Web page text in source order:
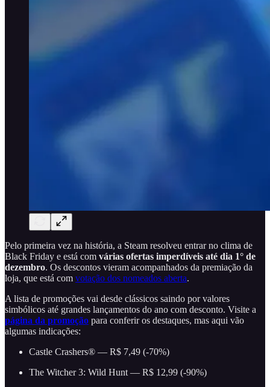
Pelo primeira vez na história, a Steam resolveu entrar no clima de
Black Friday e está com várias ofertas imperdíveis até dia 1° de
dezembro. Os descontos vieram acompanhados da premiação da
loja, que está com votação dos nomeados aberta.
A lista de promoções vai desde clássicos saindo por valores
simbólicos até grandes lançamentos do ano com desconto. Visite a
página da promoção para conferir os destaques, mas aqui vão
algumas indicações:
Castle Crashers® — R$ 7,49 (-70%)
The Witcher 3: Wild Hunt — R$ 12,99 (-90%)